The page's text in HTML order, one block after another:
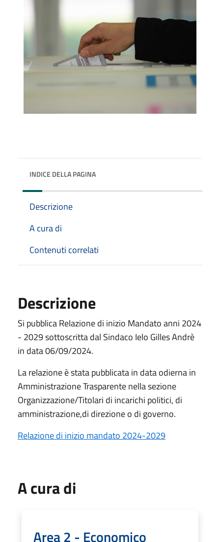
INDICE DELLA PAGINA
Descrizione
A cura di
Contenuti correlati
Descrizione
Si pubblica Relazione di inizio Mandato anni 2024
- 2029 sottoscritta dal Sindaco Ielo Gilles Andrè
in data 06/09/2024.
La relazione è stata pubblicata in data odierna in
Amministrazione Trasparente nella sezione
Organizzazione/Titolari di incarichi politici, di
amministrazione,di direzione o di governo.
Relazione di inizio mandato 2024-2029
A cura di
Area 2 - Economico